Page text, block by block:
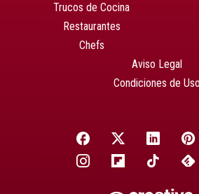
Trucos de Cocina
Restaurantes
Chefs
Aviso Legal
Condiciones de Uso